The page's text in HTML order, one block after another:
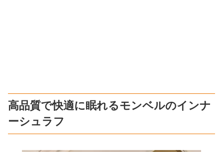
高品質で快適に眠れるモンベルのインナ
ーシュラフ